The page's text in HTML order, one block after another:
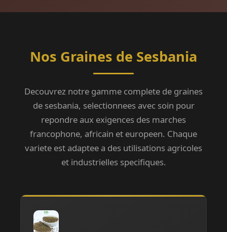
Nos Graines de Sesbania
Decouvrez notre gamme complete de graines
de sesbania, selectionnees avec soin pour
repondre aux exigences des marches
francophone, africain et europeen. Chaque
variete est adaptee a des utilisations agricoles
et industrielles specifiques.